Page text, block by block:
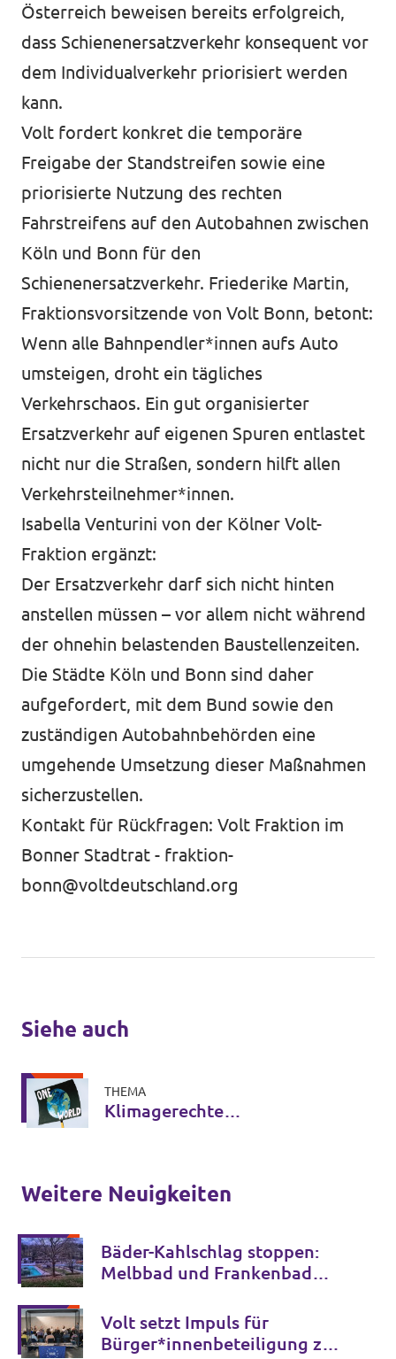
Österreich beweisen bereits erfolgreich,
dass Schienenersatzverkehr konsequent vor
dem Individualverkehr priorisiert werden
kann.
Volt fordert konkret die temporäre
Freigabe der Standstreifen sowie eine
priorisierte Nutzung des rechten
Fahrstreifens auf den Autobahnen zwischen
Köln und Bonn für den
Schienenersatzverkehr. Friederike Martin,
Fraktionsvorsitzende von Volt Bonn, betont:
Wenn alle Bahnpendler*innen aufs Auto
umsteigen, droht ein tägliches
Verkehrschaos. Ein gut organisierter
Ersatzverkehr auf eigenen Spuren entlastet
nicht nur die Straßen, sondern hilft allen
Verkehrsteilnehmer*innen.
Isabella Venturini von der Kölner Volt-
Fraktion ergänzt:
Der Ersatzverkehr darf sich nicht hinten
anstellen müssen – vor allem nicht während
der ohnehin belastenden Baustellenzeiten.
Die Städte Köln und Bonn sind daher
aufgefordert, mit dem Bund sowie den
zuständigen Autobahnbehörden eine
umgehende Umsetzung dieser Maßnahmen
sicherzustellen.
Kontakt für Rückfragen: Volt Fraktion im
Bonner Stadtrat - fraktion-
bonn@voltdeutschland.org
Siehe auch
THEMA
Klimagerechte
Weitere Neuigkeiten
Bäder-Kahlschlag stoppen:
Melbbad und Frankenbad
Volt setzt Impuls für
Bürger*innenbeteiligung zur